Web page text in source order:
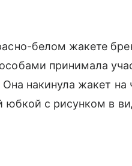
белом жакете
принимала
Она накинула жакет
юбкой с рисунком в